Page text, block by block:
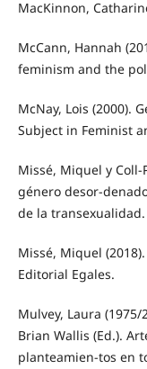
MacKinnon,
McCann, Hannah
feminism and the
McNay, Lois (2000).
Subject in Feminist
Missé, Miquel y Coll-
género desor-
de la
Missé, Miquel
Editorial Egales.
Mulvey, Laura
Brian Wallis (Ed.).
planteamien-tos en